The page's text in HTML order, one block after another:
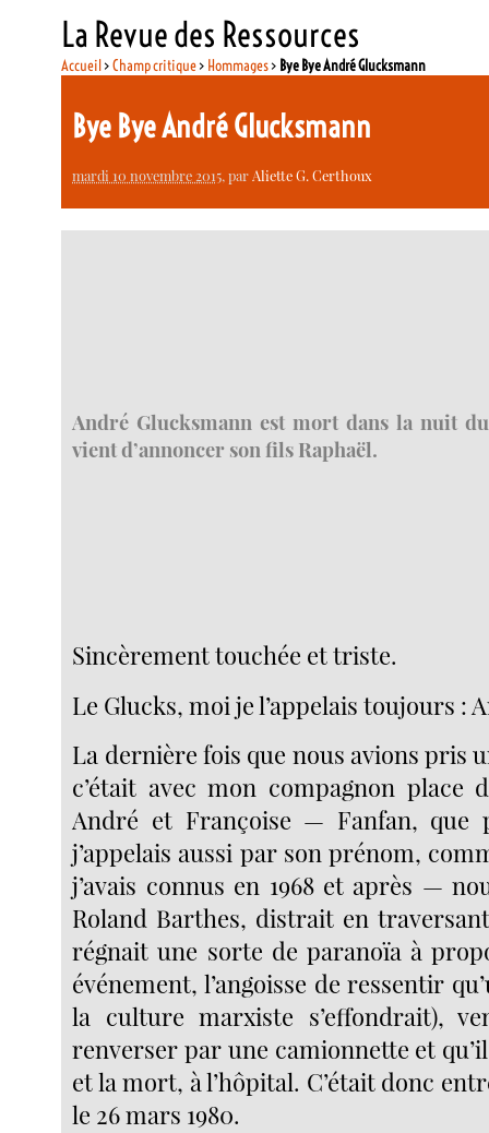
La Revue des Ressources
Accueil>Champ critique> Hommages> Bye Bye André Glucksmann
Bye Bye André Glucksmann
mardi 10 novembre 2015, parAliette G. Certhoux
André Glucksmann est mort dans la nuit
vient d’annoncer son fils Raphaël.
Sincèrement touchée et triste.
Le Glucks, moi je l’appelais toujours :
La dernière fois que nous avions pris
c’était avec mon compagnon place
André et Françoise — Fanfan, que
j’appelais aussi par son prénom,
j’avais connus en 1968 et après —
Roland Barthes, distrait en
régnait une sorte de paranoïa à
événement, l’angoisse de ressentir
la culture marxiste s’effondrait),
renverser par une camionnette et
et la mort, à l’hôpital. C’était donc
le 26 mars 1980.